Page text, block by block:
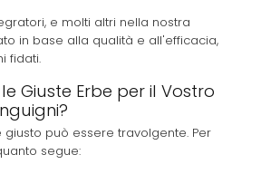
e molti altri nella nostra
in base alla qualità e all'efficacia,
fidati.
Giuste Erbe per il Vostro
può essere travolgente. Per
segue: